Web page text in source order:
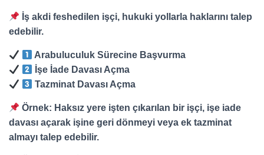
İş akdi feshedilen işçi, hukuki yollarla haklarını talep
edebilir.
Arabuluculuk Sürecine Başvurma
İşe İade Davası Açma
Tazminat Davası Açma
Örnek: Haksız yere işten çıkarılan bir işçi, işe iade
davası açarak işine geri dönmeyi veya ek tazminat
almayı talep edebilir.